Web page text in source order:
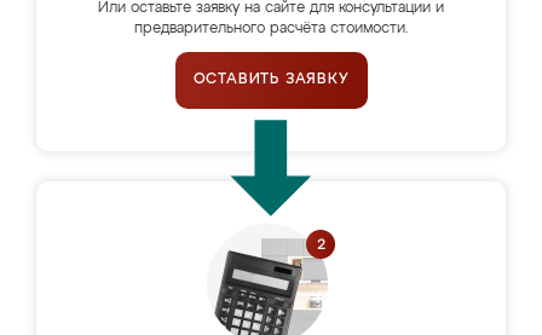
Или оставьте заявку на сайте для консультации и
предварительного расчёта стоимости.
ОСТАВИТЬ ЗАЯВКУ